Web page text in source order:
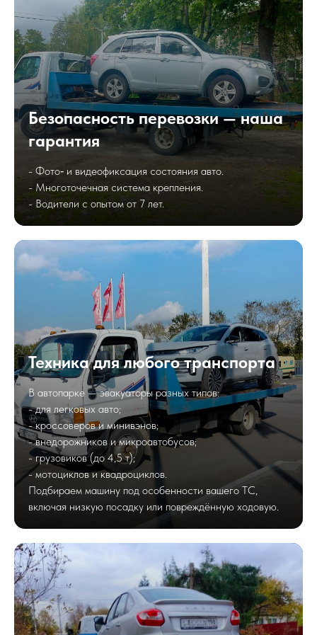
Безопасность перевозки — наша
гарантия
- Фото‑ и видеофиксация состояния авто.
- Многоточечная система крепления.
- Водители с опытом от 7 лет.
Техника для любого транспорта
В автопарке — эвакуаторы разных типов:
- для легковых авто;
- кроссоверов и минивэнов;
- внедорожников и микроавтобусов;
- грузовиков (до 4,5 т);
- мотоциклов и квадроциклов.
Подбираем машину под особенности вашего ТС,
включая низкую посадку или повреждённую ходовую.